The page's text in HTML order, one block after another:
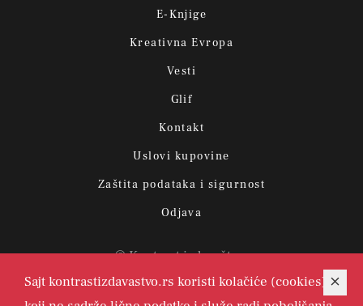
Sajt kontrastizdavastvo.rs koristi kolačiće (cookies)
E-Knjige
Kreativna Evropa
Vesti
Glif
Kontakt
Uslovi kupovine
Zaštita podataka i sigurnost
Odjava
© Kontrast izdavaštvo.